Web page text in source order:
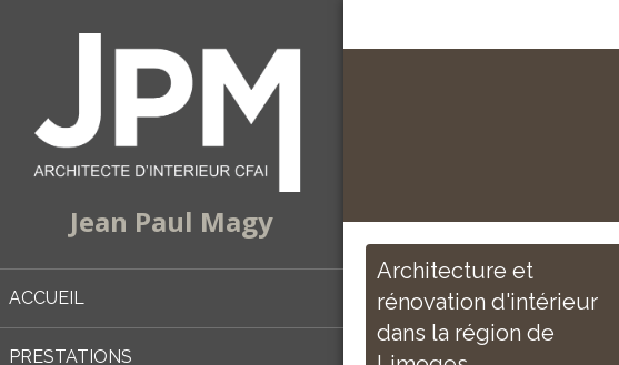
Jean Paul Magy
ACCUEIL
PRESTATIONS
Architecture et
rénovation d'intérieur
dans la région de